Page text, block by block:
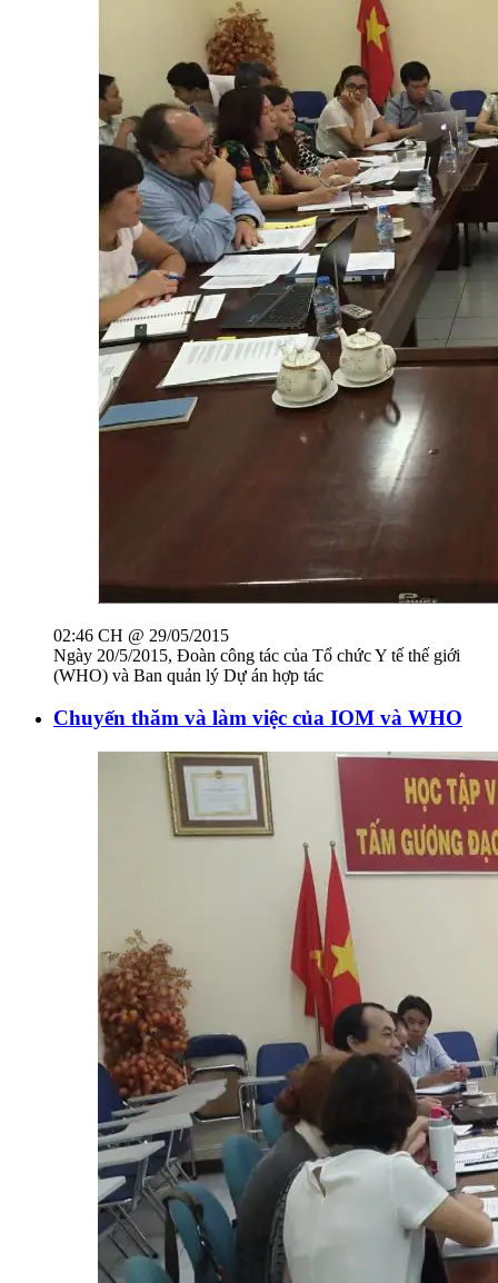
02:46 CH @ 29/05/2015
Ngày 20/5/2015, Đoàn công tác của Tổ chức Y tế thế giới
(WHO) và Ban quản lý Dự án hợp tác
Chuyến thăm và làm việc của IOM và WHO